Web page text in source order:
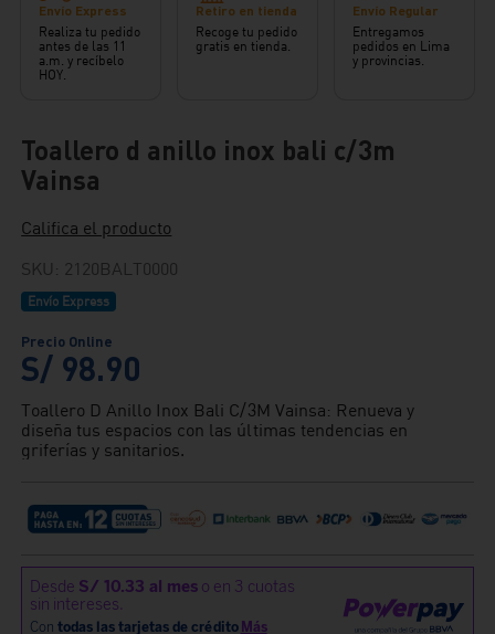
Envío Express
Realiza tu pedido
antes de las 11
a.m. y recíbelo
HOY.
Retiro en tienda
Recoge tu pedido
gratis en tienda.
Envío Regular
Entregamos
pedidos en Lima
y provincias.
Toallero d anillo inox bali c/3m
Vainsa
Califica el producto
SKU : 2120BALT0000
Envío Express
S/ 98.90
Toallero D Anillo Inox Bali C/3M Vainsa: Renueva y
diseña tus espacios con las últimas tendencias en
griferías y sanitarios.